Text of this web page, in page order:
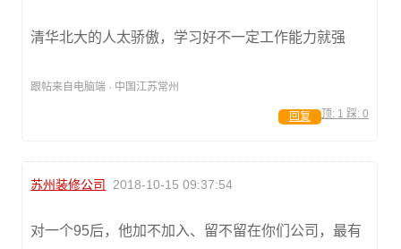
清华北大的人太骄傲，学习好不一定工作能力就强
跟帖来自电脑端 · 中国江苏常州
顶: 1 踩: 0
回复
苏州装修公司 2018-10-15 09:37:54
对一个95后，他加不加入、留不留在你们公司，最有